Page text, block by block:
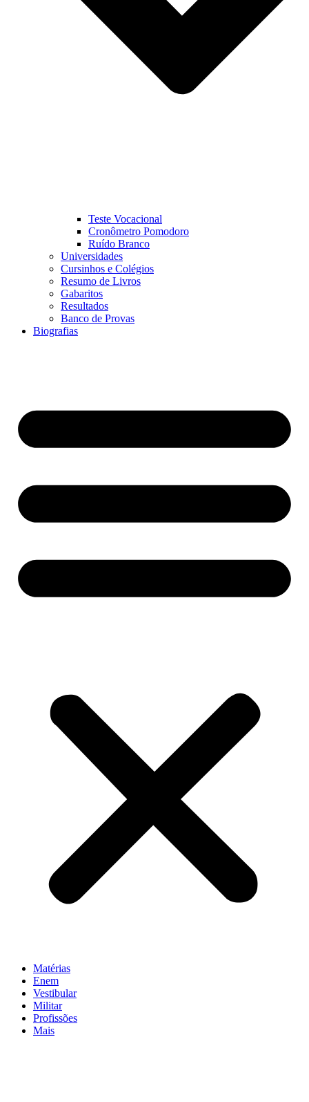
Teste Vocacional
Cronômetro Pomodoro
Ruído Branco
Universidades
Cursinhos e Colégios
Resumo de Livros
Gabaritos
Resultados
Banco de Provas
Biografias
Matérias
Enem
Vestibular
Militar
Profissões
Mais